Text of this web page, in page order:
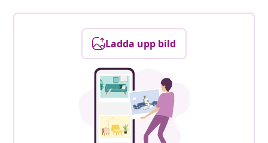
Ladda upp bild